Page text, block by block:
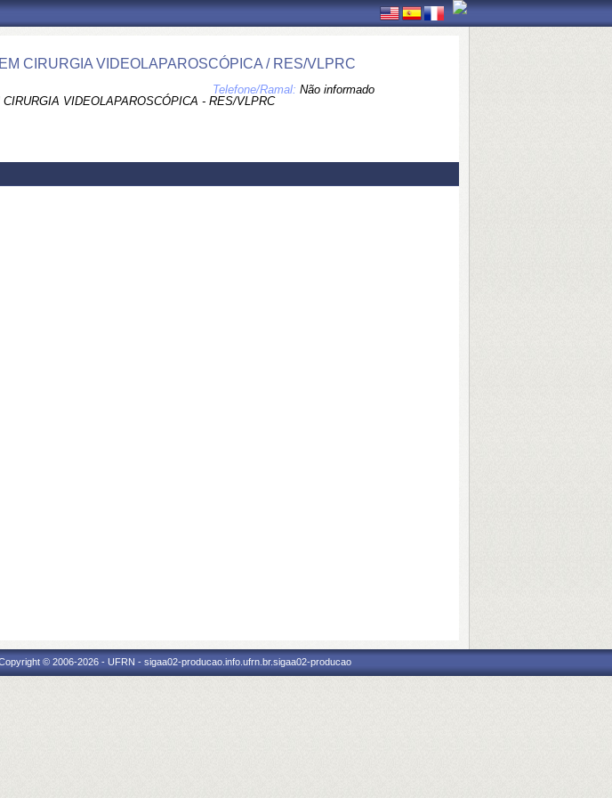
CIRURGIA VIDEOLAPAROSCÓPICA / RES/VLPRC
VIDEOLAPAROSCÓPICA - RES/VLPRC
Telefone/Ramal: Não informado
© 2006-2026 - UFRN - sigaa02-producao.info.ufrn.br.sigaa02-producao